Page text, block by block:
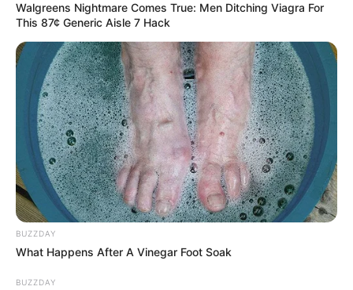
Eu, Você e Toda Uma Vidaestá disponível globalmente na Netflix,
com episódios semanais de cerca de uma hora.
indicativa é de 16 anos, devido aos temas de eutanásia e doença
terminal.
Trailer oficial | Netflix:
Walgreens Nightmare Comes True: Men Ditching Viagra For
This 87¢ Generic Aisle 7 Hack
BUZZDAY
What Happens After A Vinegar Foot Soak
BUZZDAY